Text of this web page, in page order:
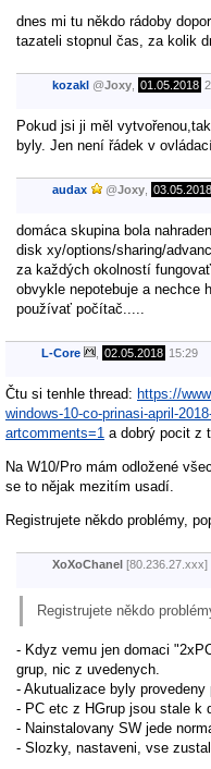
dnes mi tu někdo rádoby
tazateli stopnul čas, za kolik
kozakl @Joxy 01.05.2018
Pokud jsi ji měl
byly. Jen není řádek v
audax @Joxy 03.05.2018
domáca skupina bola
disk xy/options/sharing/
za každých okolností
obvykle nepotebuje a nechce
používať počítač.....
L-Core 02.05.2018 15:29
Čtu si tenhle thread: https://
windows-10-co-prinasi-april-
artcomments=1 a dobrý pocit z
Na W10/Pro mám odložené
se to nějak mezitím usadí.
Registrujete někdo problémy,
XoXoChanel [80.236.27.xxx]
Registrujete někdo
- Kdyz vemu jen domaci
grup, nic z uvedenych.
- Akutualizace byly
- PC etc z HGrup jsou stale k
- Nainstalovany SW jede
- Slozky, nastaveni, vse